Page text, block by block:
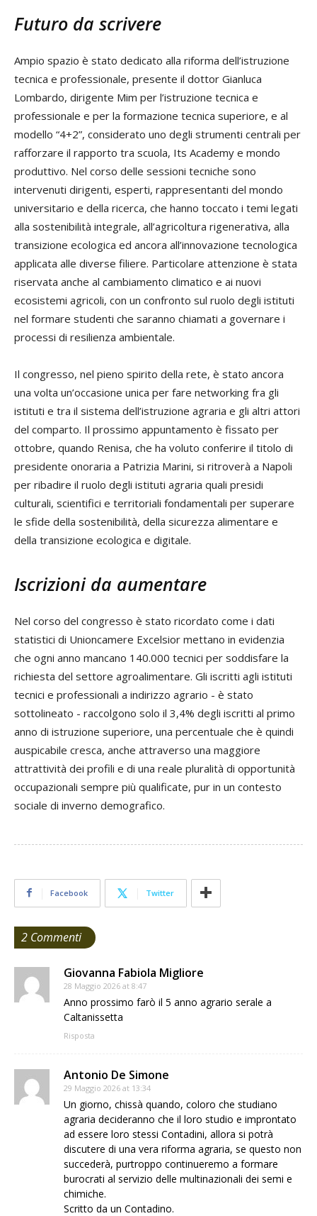
Futuro da scrivere
Ampio spazio è stato dedicato alla riforma dell’istruzione
tecnica e professionale, presente il dottor Gianluca
Lombardo, dirigente Mim per l’istruzione tecnica e
professionale e per la formazione tecnica superiore, e al
modello “4+2”, considerato uno degli strumenti centrali per
rafforzare il rapporto tra scuola, Its Academy e mondo
produttivo. Nel corso delle sessioni tecniche sono
intervenuti dirigenti, esperti, rappresentanti del mondo
universitario e della ricerca, che hanno toccato i temi legati
alla sostenibilità integrale, all’agricoltura rigenerativa, alla
transizione ecologica ed ancora all’innovazione tecnologica
applicata alle diverse filiere. Particolare attenzione è stata
riservata anche al cambiamento climatico e ai nuovi
ecosistemi agricoli, con un confronto sul ruolo degli istituti
nel formare studenti che saranno chiamati a governare i
processi di resilienza ambientale.
Il congresso, nel pieno spirito della rete, è stato ancora
una volta un’occasione unica per fare networking fra gli
istituti e tra il sistema dell’istruzione agraria e gli altri attori
del comparto. Il prossimo appuntamento è fissato per
ottobre, quando Renisa, che ha voluto conferire il titolo di
presidente onoraria a Patrizia Marini, si ritroverà a Napoli
per ribadire il ruolo degli istituti agraria quali presidi
culturali, scientifici e territoriali fondamentali per superare
le sfide della sostenibilità, della sicurezza alimentare e
della transizione ecologica e digitale.
Iscrizioni da aumentare
Nel corso del congresso è stato ricordato come i dati
statistici di Unioncamere Excelsior mettano in evidenzia
che ogni anno mancano 140.000 tecnici per soddisfare la
richiesta del settore agroalimentare. Gli iscritti agli istituti
tecnici e professionali a indirizzo agrario - è stato
sottolineato - raccolgono solo il 3,4% degli iscritti al primo
anno di istruzione superiore, una percentuale che è quindi
auspicabile cresca, anche attraverso una maggiore
attrattività dei profili e di una reale pluralità di opportunità
occupazionali sempre più qualificate, pur in un contesto
sociale di inverno demografico.
Facebook Twitter
2 Commenti
Giovanna Fabiola Migliore
28 Maggio 2026 at 8:47
Anno prossimo farò il 5 anno agrario serale a
Caltanissetta
Risposta
Antonio De Simone
29 Maggio 2026 at 13:34
Un giorno, chissà quando, coloro che studiano
agraria decideranno che il loro studio e improntato
ad essere loro stessi Contadini, allora si potrà
discutere di una vera riforma agraria, se questo non
succederà, purtroppo continueremo a formare
burocrati al servizio delle multinazionali dei semi e
chimiche.
Scritto da un Contadino.